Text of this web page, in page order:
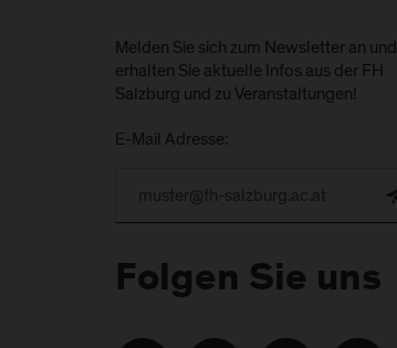
Melden Sie sich zum Newsletter an und
erhalten Sie aktuelle Infos aus der FH
Salzburg und zu Veranstaltungen!
E-Mail Adresse:
Folgen Sie uns